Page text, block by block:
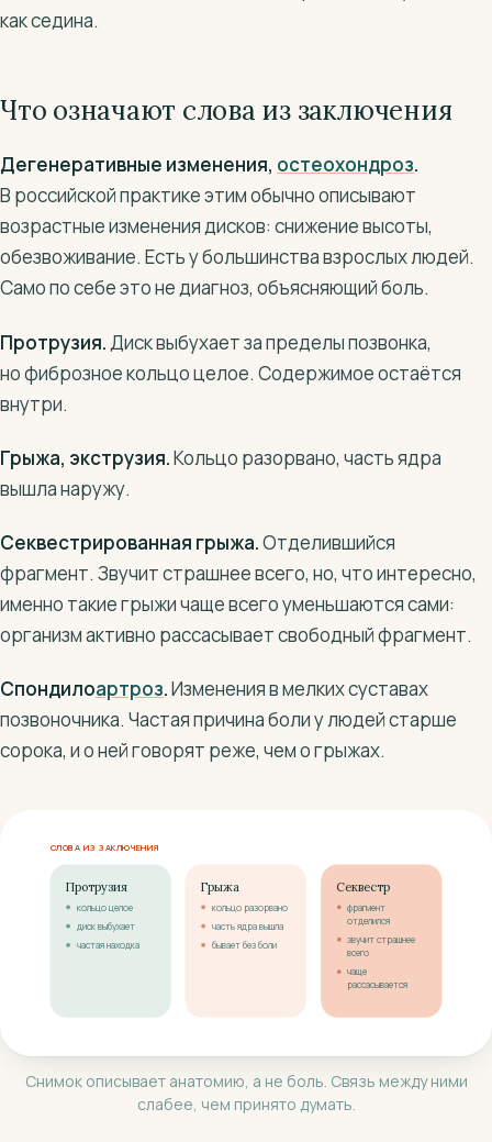
как седина.
Что означают слова из заключения
Дегенеративные изменения, остеохондроз.
В российской практике этим обычно описывают
возрастные изменения дисков: снижение высоты,
обезвоживание. Есть у большинства взрослых людей.
Само по себе это не диагноз, объясняющий боль.
Протрузия. Диск выбухает за пределы позвонка,
но фиброзное кольцо целое. Содержимое остаётся
внутри.
Грыжа, экструзия.Кольцо разорвано, часть ядра
вышла наружу.
Секвестрированная грыжа.Отделившийся
фрагмент. Звучит страшнее всего, но, что интересно,
именно такие грыжи чаще всего уменьшаются сами:
организм активно рассасывает свободный фрагмент.
Спондилоартроз.Изменения в мелких суставах
позвоночника. Частая причина боли у людей старше
сорока, и о ней говорят реже, чем о грыжах.
СЛОВА ИЗ ЗАКЛЮЧЕНИЯ
Протрузия
кольцо целое
диск выбухает
частая находка
Грыжа
кольцо разорвано
часть ядра вышла
бывает без боли
Секвестр
фрагмент
отделился
звучит страшнее
всего
чаще
рассасывается
Снимок описывает анатомию, а не боль. Связь между ними
слабее, чем принято думать.